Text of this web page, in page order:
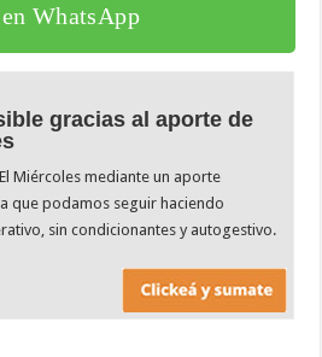
WhatsApp
gracias al aporte de
Miércoles mediante un aporte
que podamos seguir haciendo
sin condicionantes y autogestivo.